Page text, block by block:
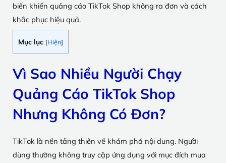
biến khiến quảng cáo TikTok Shop không ra đơn và cách
khắc phục hiệu quả.
Mục lục [Hiện]
Vì Sao Nhiều Người Chạy
Quảng Cáo TikTok Shop
Nhưng Không Có Đơn?
TikTok là nền tảng thiên về khám phá nội dung. Người
dùng thường không truy cập ứng dụng với mục đích mua